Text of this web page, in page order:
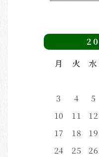
月
火 水
3
4 5
10
11 12
17
18 19
24
25 26